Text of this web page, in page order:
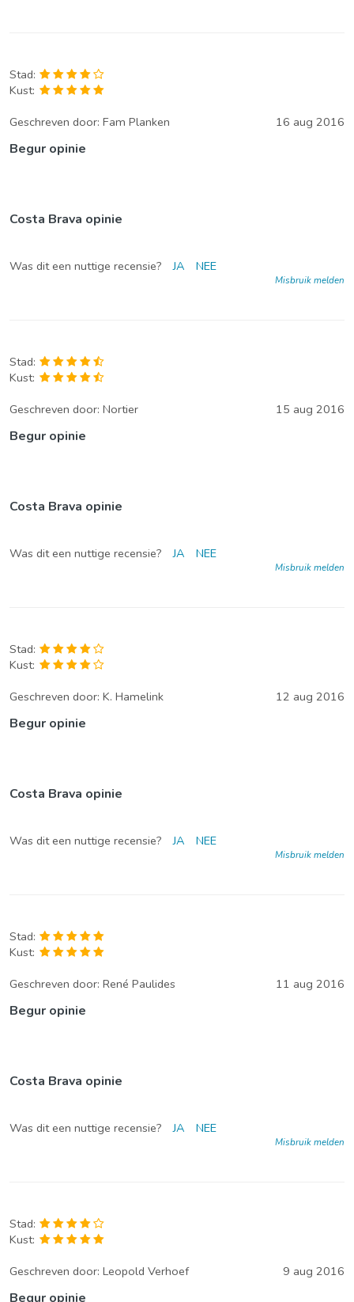
Stad:
Kust:
Geschreven door: Fam Planken 16 aug 2016
Begur opinie
Costa Brava opinie
Was dit een nuttige recensie? JA NEE
Misbruik melden
Stad:
Kust:
Geschreven door: Nortier 15 aug 2016
Begur opinie
Costa Brava opinie
Was dit een nuttige recensie? JA NEE
Misbruik melden
Stad:
Kust:
Geschreven door: K. Hamelink 12 aug 2016
Begur opinie
Costa Brava opinie
Was dit een nuttige recensie? JA NEE
Misbruik melden
Stad:
Kust:
Geschreven door: René Paulides 11 aug 2016
Begur opinie
Costa Brava opinie
Was dit een nuttige recensie? JA NEE
Misbruik melden
Stad:
Kust:
Geschreven door: Leopold Verhoef 9 aug 2016
Begur opinie